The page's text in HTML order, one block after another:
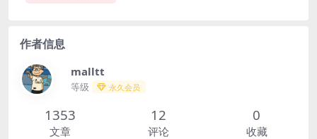
作者信息
malltt
等级 永久会员
1353
文章
12
评论
0
收藏